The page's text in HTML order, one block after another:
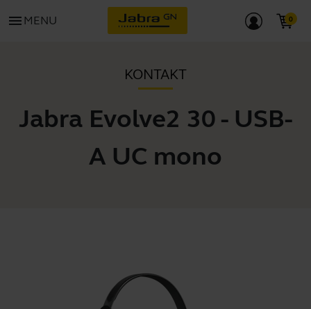
menu MENU
KONTAKT
Jabra Evolve2 30 - USB-
A UC mono